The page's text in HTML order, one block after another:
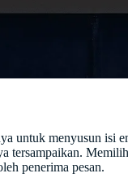
untuk menyusun isi
tersampaikan.
penerima pesan.